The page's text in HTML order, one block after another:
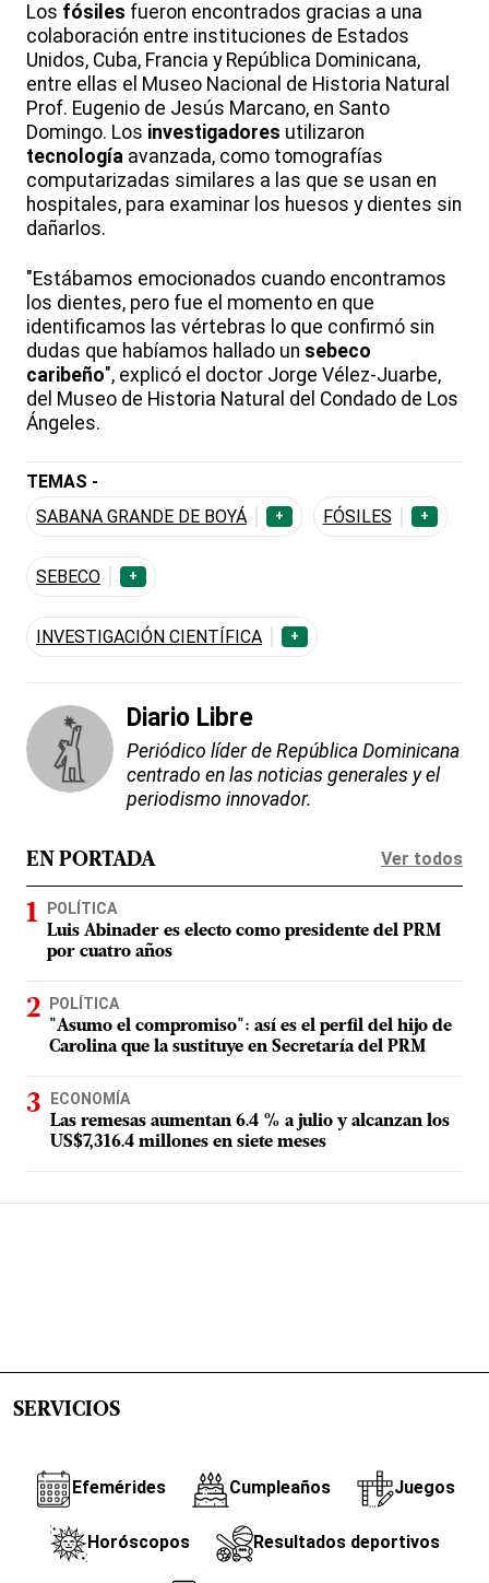
Los fósiles fueron encontrados gracias a una
colaboración entre instituciones de Estados
Unidos, Cuba, Francia y República Dominicana,
entre ellas el Museo Nacional de Historia Natural
Prof. Eugenio de Jesús Marcano, en Santo
Domingo. Los investigadores utilizaron
tecnología avanzada, como tomografías
computarizadas similares a las que se usan en
hospitales, para examinar los huesos y dientes sin
dañarlos.
"Estábamos emocionados cuando encontramos
los dientes, pero fue el momento en que
identificamos las vértebras lo que confirmó sin
dudas que habíamos hallado un sebeco
caribeño", explicó el doctor Jorge Vélez-Juarbe,
del Museo de Historia Natural del Condado de Los
Ángeles.
TEMAS -
SABANA GRANDE DE BOYÁ
+ FÓSILES +
SEBECO +
INVESTIGACIÓN CIENTÍFICA +
Diario Libre
Periódico líder de República Dominicana
centrado en las noticias generales y el
periodismo innovador.
EN PORTADA Ver todos
POLÍTICA
Luis Abinader es electo como presidente del PRM
por cuatro años
POLÍTICA
"Asumo el compromiso": así es el perfil del hijo de
Carolina que la sustituye en Secretaría del PRM
ECONOMÍA
Las remesas aumentan 6.4 % a julio y alcanzan los
US$7,316.4 millones en siete meses
SERVICIOS
Efemérides Cumpleaños Juegos
Horóscopos Resultados deportivos